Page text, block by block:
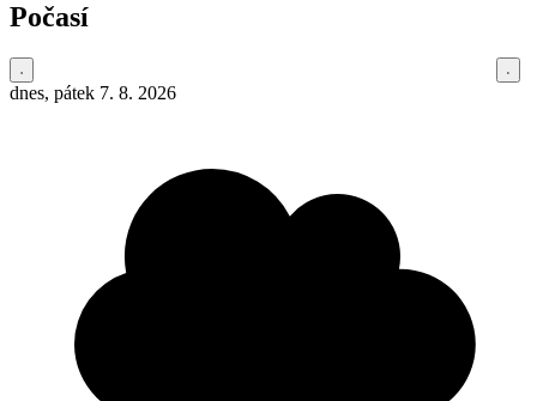
Počasí
dnes, pátek 7. 8. 2026